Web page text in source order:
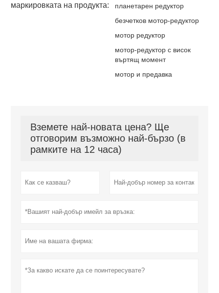
маркировката на продукта:
планетарен редуктор
безчетков мотор-редуктор
мотор редуктор
мотор-редуктор с висок
въртящ момент
мотор и предавка
Вземете най-новата цена? Ще
отговорим възможно най-бързо (в
рамките на 12 часа)